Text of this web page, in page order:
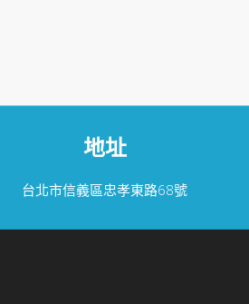
地址
台北市信義區忠孝東路68號